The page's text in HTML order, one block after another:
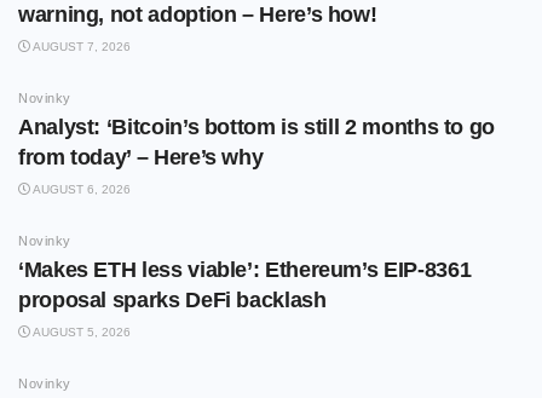
warning, not adoption – Here’s how!
AUGUST 7, 2026
Novinky
Analyst: ‘Bitcoin’s bottom is still 2 months to go
from today’ – Here’s why
AUGUST 6, 2026
Novinky
‘Makes ETH less viable’: Ethereum’s EIP-8361
proposal sparks DeFi backlash
AUGUST 5, 2026
Novinky